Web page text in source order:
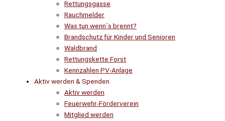
Rettungsgasse
Rauchmelder
Was tun wenn´s brennt?
Brandschutz für Kinder und Senioren
Waldbrand
Rettungskette Forst
Kennzahlen PV-Anlage
Aktiv werden & Spenden
Aktiv werden
Feuerwehr-Förderverein
Mitglied werden